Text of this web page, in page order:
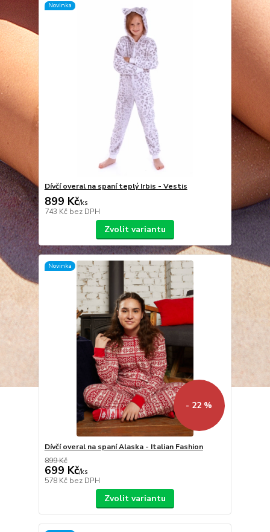
Novinka
Dívčí overal na spaní teplý Irbis - Vestis
899 Kč/ks
743 Kč bez DPH
Zvolit variantu
Novinka
- 22 %
Dívčí overal na spaní Alaska - Italian Fashion
899 Kč
699 Kč/ks
578 Kč bez DPH
Zvolit variantu